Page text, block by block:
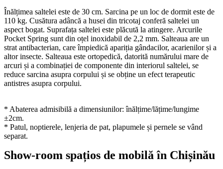
Înălțimea saltelei este de 30 cm. Sarcina pe un loc de dormit este de
110 kg. Cusătura adâncă a husei din tricotaj conferă saltelei un
aspect bogat. Suprafața saltelei este plăcută la atingere. Arcurile
Pocket Spring sunt din oțel inoxidabil de 2,2 mm. Salteaua are un
strat antibacterian, care împiedică apariția gândacilor, acarienilor și a
altor insecte. Salteaua este ortopedică, datorită numărului mare de
arcuri și a combinației de componente din interiorul saltelei, se
reduce sarcina asupra corpului și se obține un efect terapeutic
antistres asupra corpului.
* Abaterea admisibilă a dimensiunilor: înălțime/lățime/lungime
±2cm.
* Patul, noptierele, lenjeria de pat, plapumele și pernele se vând
separat.
Show-room spațios de mobilă în Chișinău